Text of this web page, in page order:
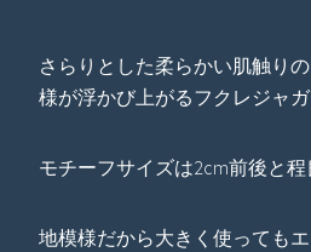
さらりとした柔らかい肌触り
様が浮かび上がるフクレジャガ
モチーフサイズは2cm前後と程
地模様だから大きく使っても